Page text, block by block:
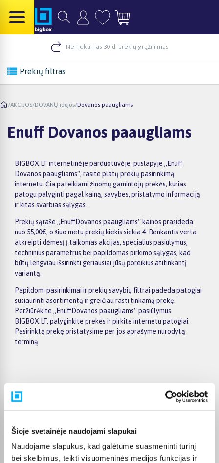
Šioje svetainėje naudojami slapukai
Naudojame slapukus, kad galėtume suasmeninti turinį
bei skelbimus, teikti visuomeninės medijos funkcijas ir
Nemokamas 30 d. prekių grąžinimas
Prekių filtras
/AKCIJOS/DOVANŲ idėjos/Dovanos paaugliams
Enuff Dovanos paaugliams
BIGBOX.LT internetinėje parduotuvėje, puslapyje „Enuff
Dovanos paaugliams“, rasite platų prekių pasirinkimą
internetu. Čia pateikiami žinomų gamintojų prekės, kurias
patogu palyginti pagal kainą, savybes, pristatymo informaciją
ir kitas svarbias sąlygas.
Prekių sąraše „EnuffDovanos paaugliams“ kainos prasideda
nuo 55,00€, o šiuo metu prekių kiekis siekia 4. Renkantis verta
atkreipti dėmesį į taikomas akcijas, specialius pasiūlymus,
techninius parametrus bei papildomas pirkimo sąlygas, kad
būtų lengviau išsirinkti geriausiai jūsų poreikius atitinkantį
variantą.
Papildomi pasirinkimai ir prekių savybių filtrai padeda patogiai
susiaurinti asortimentą ir greičiau rasti tinkamą prekę.
Peržiūrėkite „EnuffDovanos paaugliams“ pasiūlymus
BIGBOX.LT, palyginkite prekes ir pirkite internetu patogiai.
Pasirinktą prekę pristatysime per jos aprašyme nurodytą
terminą.
Pirkėjų atsiliepimai apie prekes
GYTIS M.
Patvirtintas pirkėjas
Viskas sklandžiai ir greitai, niekada nenuvilia